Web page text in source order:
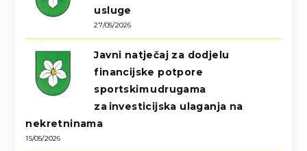
usluge
27/05/2026
Javni natječaj za dodjelu
financijske potpore
sportskim udrugama
za investicijska ulaganja na
nekretninama
15/05/2026